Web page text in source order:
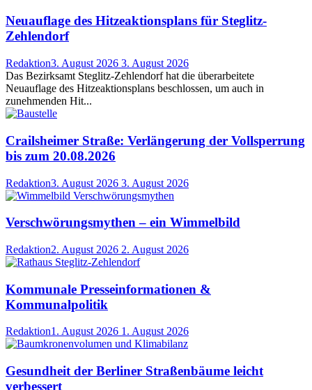
Neuauflage des Hitzeaktionsplans für Steglitz-
Zehlendorf
Redaktion3. August 2026 3. August 2026
Das Bezirksamt Steglitz-Zehlendorf hat die überarbeitete
Neuauflage des Hitzeaktionsplans beschlossen, um auch in
zunehmenden Hit...
Crailsheimer Straße: Verlängerung der Vollsperrung
bis zum 20.08.2026
Redaktion3. August 2026 3. August 2026
Verschwörungsmythen – ein Wimmelbild
Redaktion2. August 2026 2. August 2026
Kommunale Presseinformationen &
Kommunalpolitik
Redaktion1. August 2026 1. August 2026
Gesundheit der Berliner Straßenbäume leicht
verbessert